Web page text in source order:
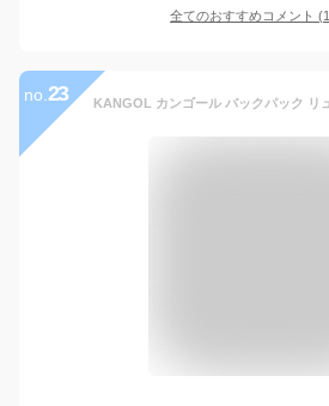
全てのおすすめコメント (1
no. 23